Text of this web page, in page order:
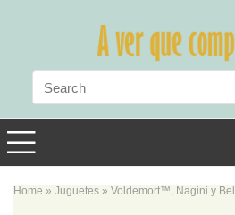
Home » Juguetes » Voldemort™, Nagini y